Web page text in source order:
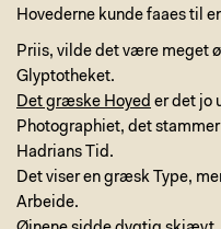
Hovederne kunde faaes til
Priis, vilde det være meget
Glyptotheket.
Det græske Hoyed er det jo
Photographiet, det
Hadrians Tid.
Det viser en græsk Type,
Arbeide.